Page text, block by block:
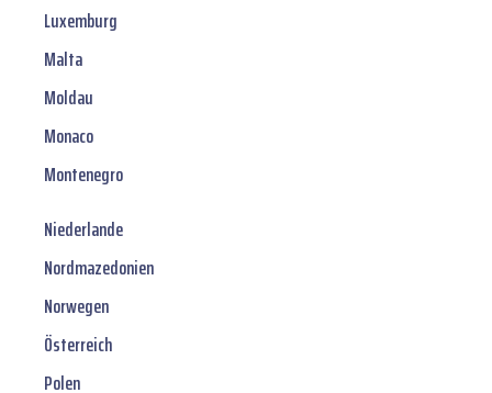
Luxemburg
Malta
Moldau
Monaco
Montenegro
Niederlande
Nordmazedonien
Norwegen
Österreich
Polen